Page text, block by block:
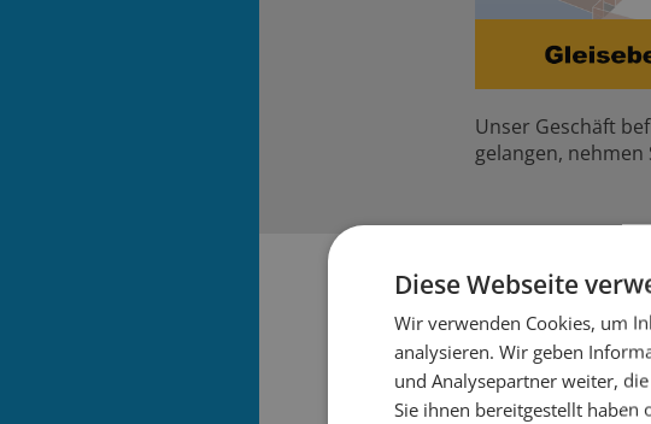
Unser Geschäft
gelangen, nehmen
Diese Webseite
Wir verwenden Cookies, um
analysieren. Wir geben
und Analysepartner weiter,
Sie ihnen bereitgestellt haben